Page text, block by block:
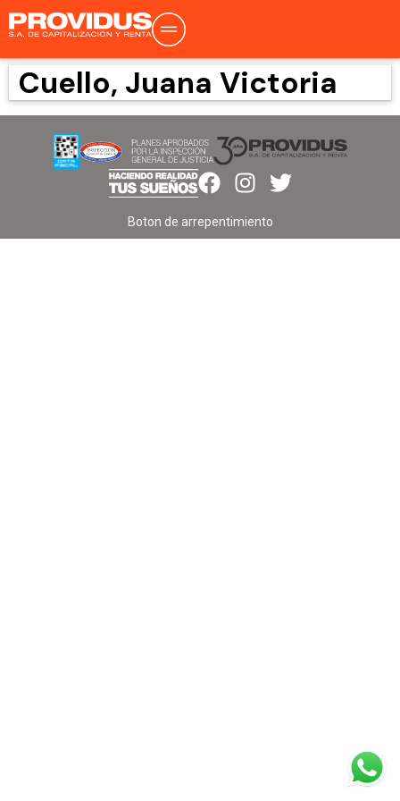
Cuello, Juana Victoria
Boton de arrepentimiento